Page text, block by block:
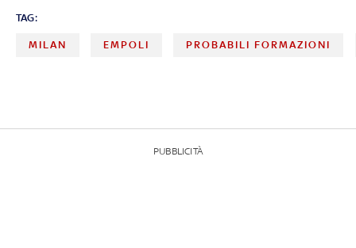
TAG:
MILAN EMPOLI PROBABILI FORMAZIONI
PUBBLICITÀ